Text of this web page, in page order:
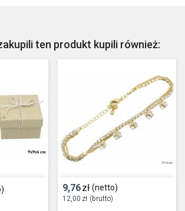
ten produkt kupili również:
9,76zł (netto)
12,00 zł (brutto)